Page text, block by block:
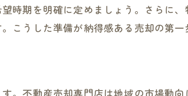
時期を明確に定めましょう。さらに
こうした準備が納得感ある売却の第一
。不動産売却専門店は地域の市場動